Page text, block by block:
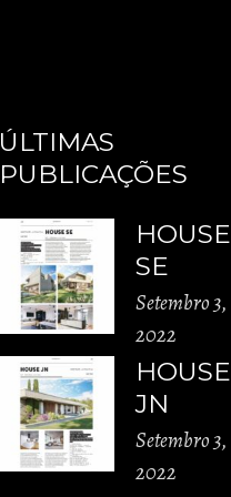
ÚLTIMAS
PUBLICAÇÕES
HOUSE
SE
Setembro 3,
2022
HOUSE
JN
Setembro 3,
2022